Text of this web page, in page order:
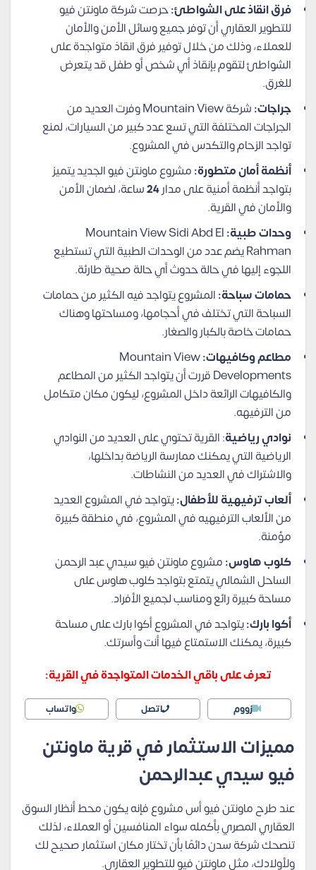
فرق انقاذ على الشواطئ:حرصت شركة ماونتن فيو
للتطوير العقاري أن توفر جميع وسائل الأمن والأمان
للعملاء، وذلك من خلال توفير فرق انقاذ متواجدة على
الشواطئ لتقوم بإنقاذ أي شخص أو طفل قد يتعرض
للغرق.
جراجات:
شركة Mountain View وفرت العديد من
الجراجات المختلفة التي تسع عدد كبير من السيارات، لمنع
تواجد الزحام والتكدس في المشروع.
أنظمة أمان متطورة:مشروع ماونتن فيو الجديد يتميز
بتواجد أنظمة أمنية على مدار24ساعة، لضمان الأمن
والأمان في القرية.
وحدات طبية:Mountain View Sidi Abd El
Rahman يضم عدد من الوحدات الطبية التي تستطيع
اللجوء إليها في حالة حدوث أي حالة صحية طارئة.
حمامات سباحة:المشروع يتواجد فيه الكثير من حمامات
السباحة التي تختلف في أحجامها، ومساحتها وهناك
حمامات خاصة بالكبار والصغار.
مطاعم وكافيهات:Mountain View
Developments قررت أن يتواجد الكثير من المطاعم
والكافيهات الرائعة داخل المشروع، ليكون مكان متكامل
من الترفيهه.
نوادي رياضية: القرية تحتوي على العديد من النوادي
الرياضية التي يمكنك ممارسة الرياضة بداخلها،
والاشتراك في العديد من النشاطات.
ألعاب ترفيهية للأطفال:يتواجد في المشروع العديد
من الألعاب الترفيهيه في المشروع، في منطقة كبيرة
مؤمنة.
كلوب هاوس:مشروع ماونتن فيو سيدي عبد الرحمن
الساحل الشمالي يتمتع بتواجد كلوب هاوس على
مساحة كبيرة رائع ومناسب لجميع الأفراد.
أكوا بارك:يتواجد في المشروع أكوا بارك على مساحة
كبيرة، يمكنك الاستمتاع فيها أنت وأسرتك.
تعرف على باقي الخدمات المتواجدة في القرية:
زووم اتصل واتساب
مميزات الاستثمار في قرية ماونتن
فيو سيدي عبدالرحمن
عند طرح ماونتن فيو أس مشروع فإنه يكون محط أنظار السوق
العقاري المصري بأكمله سواء المنافسين أو العملاء، لذلك
تنصحك شركة سدن دائمًا بأن تختار مكان استثمار صحيح لك
ولأولادك، مثل ماونتن فيو للتطوير العقاري.